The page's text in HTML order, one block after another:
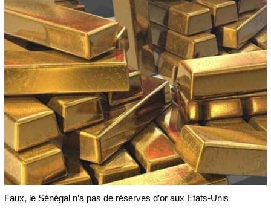
Faux, le Sénégal n’a pas de réserves d’or aux Etats-Unis